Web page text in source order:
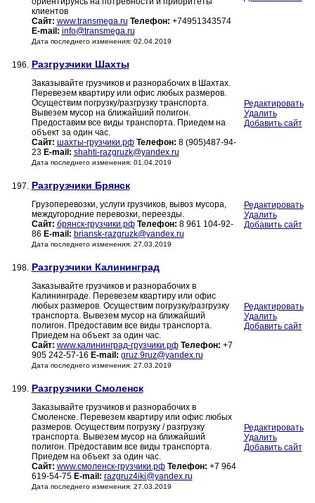
клиентов
Сайт: www.transmega.ru Телефон: +74951343574
E-mail: info@transmega.ru
Дата последнего изменения: 02.04.2019
196. Разгрузчики Шахты
Заказывайте грузчиков и разнорабочих в Шахтах.
Перевезем квартиру или офис любых размеров.
Осуществим погрузку/разгрузку транспорта.
Вывезем мусор на ближайший полигон.
Предоставим все виды транспорта. Приедем на
объект за один час.
Сайт: шахты-грузчики.рф Телефон: 8 (905)487-94-
23 E-mail: shahti-razgruzk@yandex.ru
Дата последнего изменения: 01.04.2019
Редактировать
Удалить
Добавить сайт
197. Разгрузчики Брянск
Грузоперевозки, услуги грузчиков, вывоз мусора,
междугородние перевозки, переезды.
Сайт: брянск-грузчики.рф Телефон: 8 961 104-92-
86 E-mail: briansk-razgruzk@yandex.ru
Дата последнего изменения: 27.03.2019
Редактировать
Удалить
Добавить сайт
198. Разгрузчики Калининград
Заказывайте грузчиков и разнорабочих в
Калининграде. Перевезем квартиру или офис
любых размеров. Осуществим погрузку/разгрузку
транспорта. Вывезем мусор на ближайший
полигон. Предоставим все виды транспорта.
Приедем на объект за один час.
Сайт: www.калининград-грузчики.рф Телефон: +7
905 242-57-16 E-mail: gruz.9ruz@yandex.ru
Дата последнего изменения: 27.03.2019
Редактировать
Удалить
Добавить сайт
199. Разгрузчики Смоленск
Заказывайте грузчиков и разнорабочих в
Смоленске. Перевезем квартиру или офис любых
размеров. Осуществим погрузку / разгрузку
транспорта. Вывезем мусор на ближайший
полигон. Предоставим все виды транспорта.
Приедем на объект за один час.
Сайт: www.смоленск-грузчики.рф Телефон: +7 964
619-54-75 E-mail: razgruz4iki@yandex.ru
Дата последнего изменения: 27.03.2019
Редактировать
Удалить
Добавить сайт